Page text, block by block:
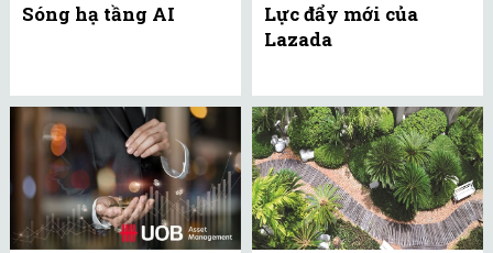
Sóng hạ tầng AI
Lực đẩy mới của
Lazada